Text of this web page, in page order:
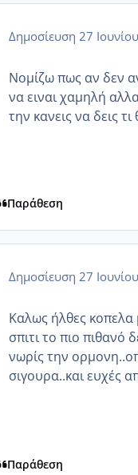
Δημοσίευση 27
Νομίζω πως αν δεν
να ειναι χαμηλή
την κανεις να δεις
Παράθεση
Δημοσίευση 27
Καλως ήλθες
σπιτι το πιο πιθανό
νωρίς την
σιγουρα..και ευχές
Παράθεση